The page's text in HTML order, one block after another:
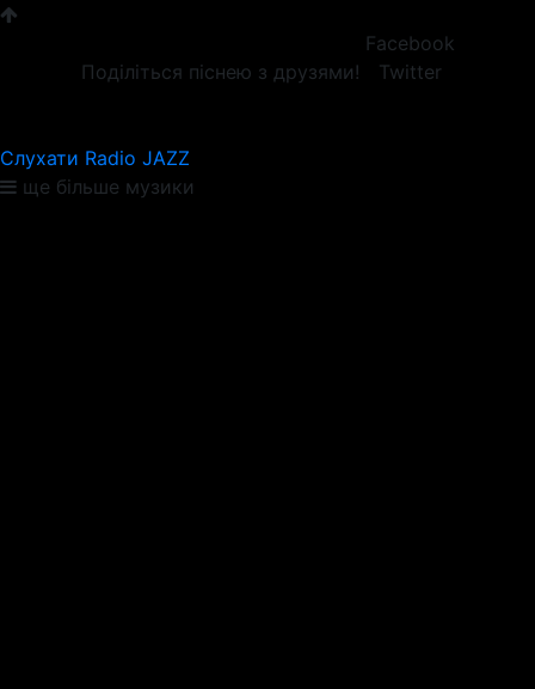
Поділіться піснею з друзями!
Facebook
Twitter
Слухати Radio JAZZ
ще більше музики